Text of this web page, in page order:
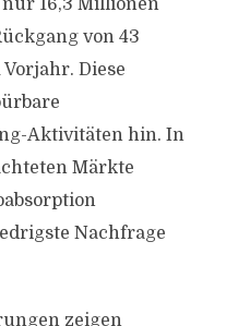
16,3 Millionen
von 43
Diese
Aktivitäten hin. In
Märkte
Nachfrage
zeigen